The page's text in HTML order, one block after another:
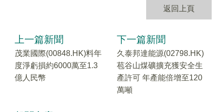
返回上頁
上一篇新聞
茂業國際(00848.HK)料年
度淨虧損約6000萬至1.3
億人民幣
下一篇新聞
久泰邦達能源(02798.HK)
苞谷山煤礦擴充獲安全生
產許可 年產能倍增至120
萬噸